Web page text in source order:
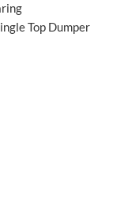
Top Dumper